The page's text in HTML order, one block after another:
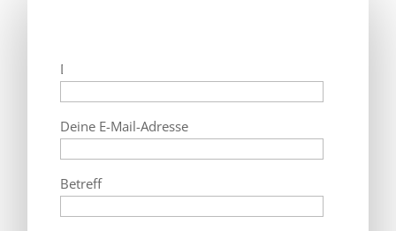
Dein Name
Deine E-Mail-Adresse
Betreff